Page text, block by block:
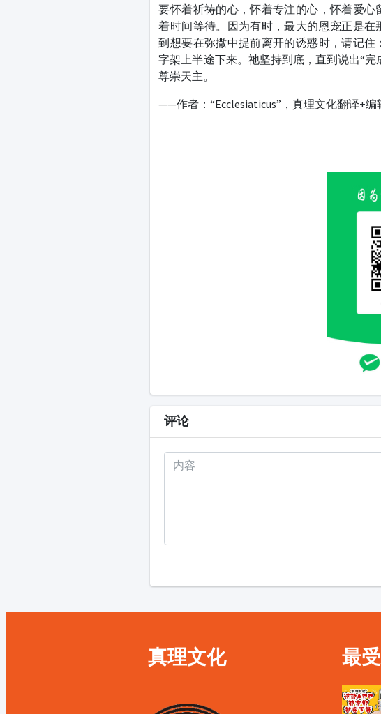
要怀着祈祷的心，怀着专注的心，怀着爱
着时间等待。因为有时，最大的恩宠正是
到想要在弥撒中提前离开的诱惑时，请记
字架上半途下来。祂坚持到底，直到说出“
尊崇天主。
——作者：“Ecclesiaticus”，真理文化翻译+编
评论
真理文化 最